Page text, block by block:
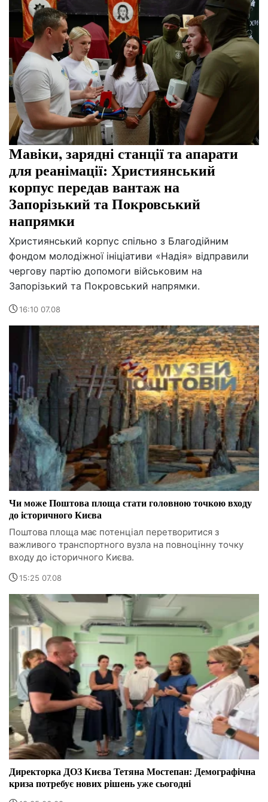
Мавіки, зарядні станції та апарати
для реанімації: Християнський
корпус передав вантаж на
Запорізький та Покровський
напрямки
Християнський корпус спільно з Благодійним
фондом молодіжної ініціативи «Надія» відправили
чергову партію допомоги військовим на
Запорізький та Покровський напрямки.
16:10 07.08
Чи може Поштова площа стати головною точкою входу
до історичного Києва
Поштова площа має потенціал перетворитися з
важливого транспортного вузла на повноцінну точку
входу до історичного Києва.
15:25 07.08
Директорка ДОЗ Києва Тетяна Мостепан: Демографічна
криза потребує нових рішень уже сьогодні